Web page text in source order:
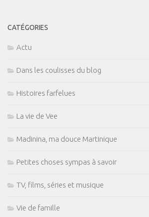
CATÉGORIES
Actu
Dans les coulisses du blog
Histoires farfelues
La vie de Vee
Madinina, ma douce Martinique
Petites choses sympas à savoir
TV, films, séries et musique
Vie de famille